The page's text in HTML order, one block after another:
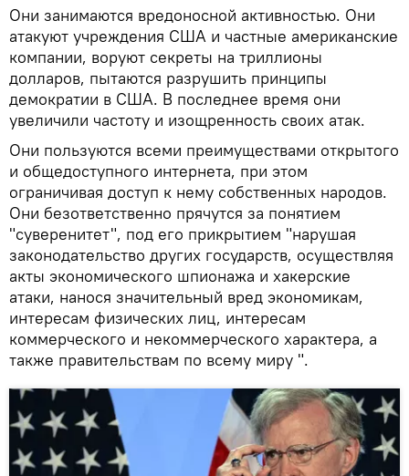
Они занимаются вредоносной активностью. Они
атакуют учреждения США и частные американские
компании, воруют секреты на триллионы
долларов, пытаются разрушить принципы
демократии в США. В последнее время они
увеличили частоту и изощренность своих атак.
Они пользуются всеми преимуществами открытого
и общедоступного интернета, при этом
ограничивая доступ к нему собственных народов.
Они безответственно прячутся за понятием
"суверенитет", под его прикрытием "нарушая
законодательство других государств, осуществляя
акты экономического шпионажа и хакерские
атаки, нанося значительный вред экономикам,
интересам физических лиц, интересам
коммерческого и некоммерческого характера, а
также правительствам по всему миру ".